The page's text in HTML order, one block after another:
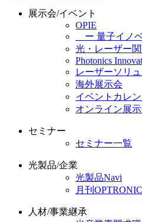
展示会/イベント
OPIE
ー 量子イノ
光・レーザー
Photonics
レーザーソリ
海外展示会
イベントカレ
オンライン展
セミナー
セミナー一覧
光製品/企業
光製品Navi
月刊
人材/事業継承